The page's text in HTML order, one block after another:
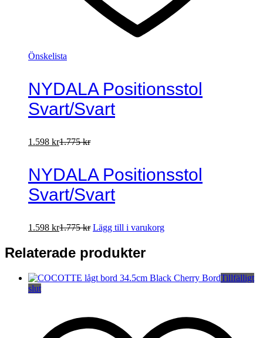
Önskelista
NYDALA Positionsstol
Svart/Svart
1.598 kr1.775kr
NYDALA Positionsstol
Svart/Svart
1.598 kr1.775kr Lägg till i varukorg
Relaterade produkter
Tillfälligt
slut